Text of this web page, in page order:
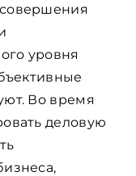
уровня
Во время
деловую